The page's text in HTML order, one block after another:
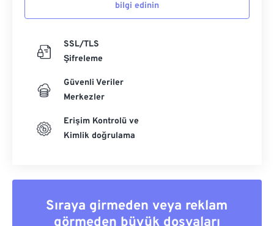
bilgi edinin
SSL/TLS
Şifreleme
Güvenli Veriler
Merkezler
Erişim Kontrolü ve
Kimlik doğrulama
Sıraya girmeden veya reklam
görmeden büyük dosyaları